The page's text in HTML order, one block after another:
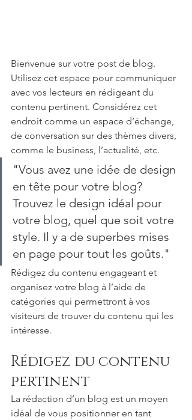
Bienvenue sur votre post de blog.
Utilisez cet espace pour communiquer
avec vos lecteurs en rédigeant du
contenu pertinent. Considérez cet
endroit comme un espace d’échange,
de conversation sur des thèmes divers,
comme le business, l’actualité, etc.
"Vous avez une idée de design
en tête pour votre blog?
Trouvez le design idéal pour
votre blog, quel que soit votre
style. Il y a de superbes mises
en page pour tout les goûts."
Rédigez du contenu engageant et
organisez votre blog à l’aide de
catégories qui permettront à vos
visiteurs de trouver du contenu qui les
intéresse.
Rédigez du contenu
pertinent
La rédaction d’un blog est un moyen
idéal de vous positionner en tant